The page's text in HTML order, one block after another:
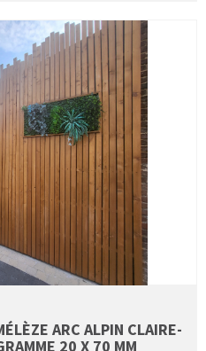
ARC ALPIN CLAIRE-
20 X 70 MM